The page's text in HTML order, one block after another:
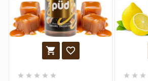
 
       